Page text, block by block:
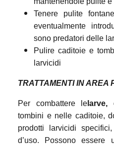
Tenere pulite
eventualmente
sono predatori delle
Pulire caditoie e
larvicidi
TRATTAMENTI IN AREA
Per combattere le larve,
tombini e nelle caditoie,
prodotti larvicidi
d’uso. Possono essere